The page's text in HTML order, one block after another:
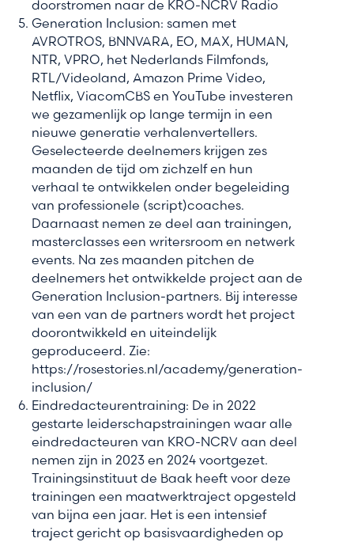
doorstromen naar de KRO-NCRV Radio
Generation Inclusion: samen met
AVROTROS, BNNVARA, EO, MAX, HUMAN,
NTR, VPRO, het Nederlands Filmfonds,
RTL/Videoland, Amazon Prime Video,
Netflix, ViacomCBS en YouTube investeren
we gezamenlijk op lange termijn in een
nieuwe generatie verhalenvertellers.
Geselecteerde deelnemers krijgen zes
maanden de tijd om zichzelf en hun
verhaal te ontwikkelen onder begeleiding
van professionele (script)coaches.
Daarnaast nemen ze deel aan trainingen,
masterclasses een writersroom en netwerk
events. Na zes maanden pitchen de
deelnemers het ontwikkelde project aan de
Generation Inclusion-partners. Bij interesse
van een van de partners wordt het project
doorontwikkeld en uiteindelijk
geproduceerd. Zie:
https://rosestories.nl/academy/generation-
inclusion/
Eindredacteurentraining: De in 2022
gestarte leiderschapstrainingen waar alle
eindredacteuren van KRO-NCRV aan deel
nemen zijn in 2023 en 2024 voortgezet.
Trainingsinstituut de Baak heeft voor deze
trainingen een maatwerktraject opgesteld
van bijna een jaar. Het is een intensief
traject gericht op basisvaardigheden op